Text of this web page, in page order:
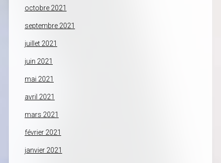
octobre 2021
septembre 2021
juillet 2021
juin 2021
mai 2021
avril 2021
mars 2021
février 2021
janvier 2021